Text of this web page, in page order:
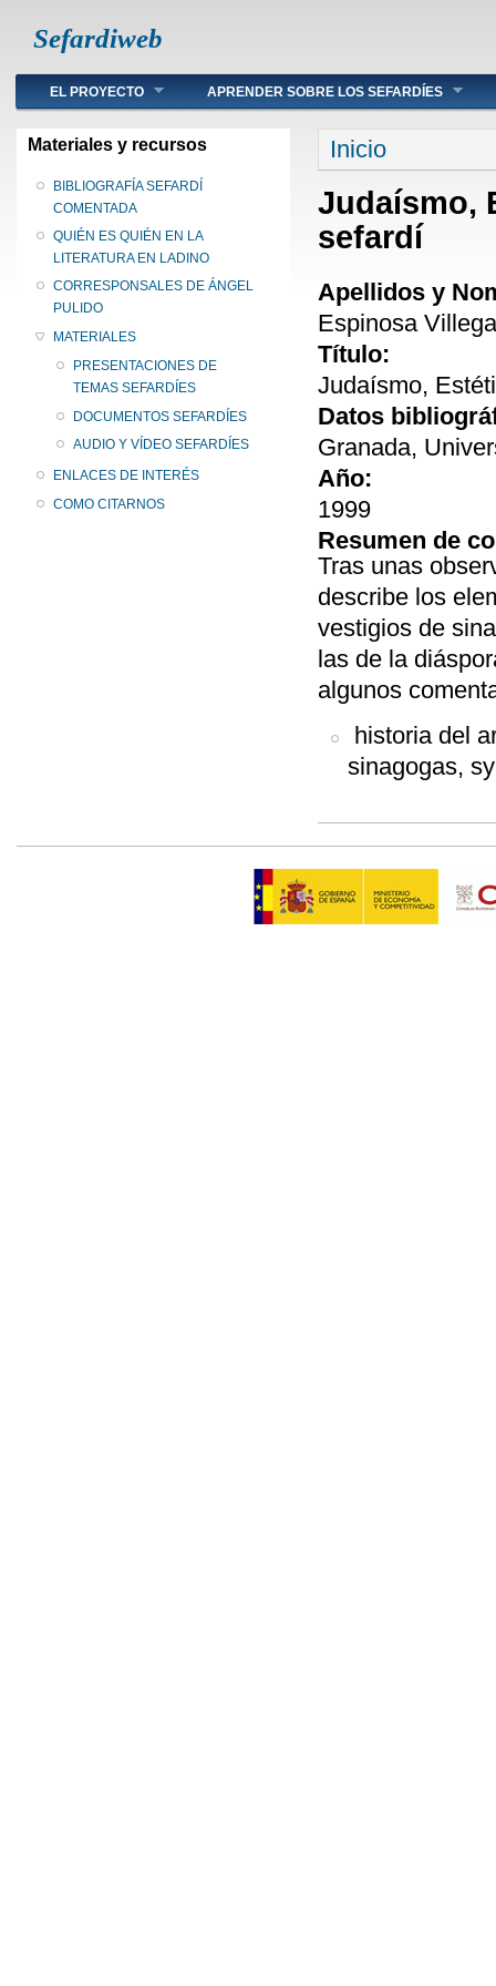
Sefardiweb
Main menu
EL PROYECTO APRENDER SOBRE LOS SEFARDÍES
Materiales y recursos
BIBLIOGRAFÍA SEFARDÍ
COMENTADA
QUIÉN ES QUIÉN EN LA
LITERATURA EN LADINO
CORRESPONSALES DE ÁNGEL
PULIDO
MATERIALES
PRESENTACIONES DE
TEMAS SEFARDÍES
DOCUMENTOS SEFARDÍES
AUDIO Y VÍDEO SEFARDÍES
ENLACES DE INTERÉS
COMO CITARNOS
Se encuentra
Inicio
Judaísmo,
sefardí
Apellidos y
Espinosa
Título:
Judaísmo,
Datos
Granada,
Año:
1999
Resumen de
Tras unas
describe los
vestigios de
las de la
algunos
historia del
sinagogas,